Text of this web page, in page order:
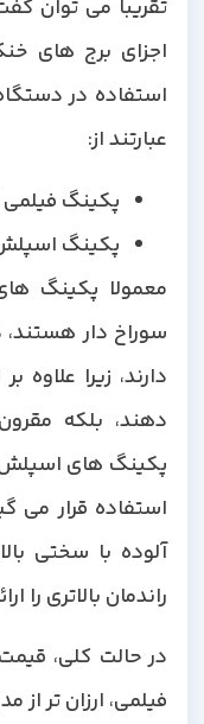
تقریبا می توان گفت
اجزای برج های
عبارتند از:
پکینگ فیلمی
پکینگ اسپلش
معمولا پکینگ های
سوراخ دار هستند، در
دارند، زیرا علاوه بر
دهند، بلکه مقرون
پکینگ های اسپلش،
استفاده قرار می
آلوده با سختی بالا
راندمان بالاتری را
فیلمی، ارزان تر از